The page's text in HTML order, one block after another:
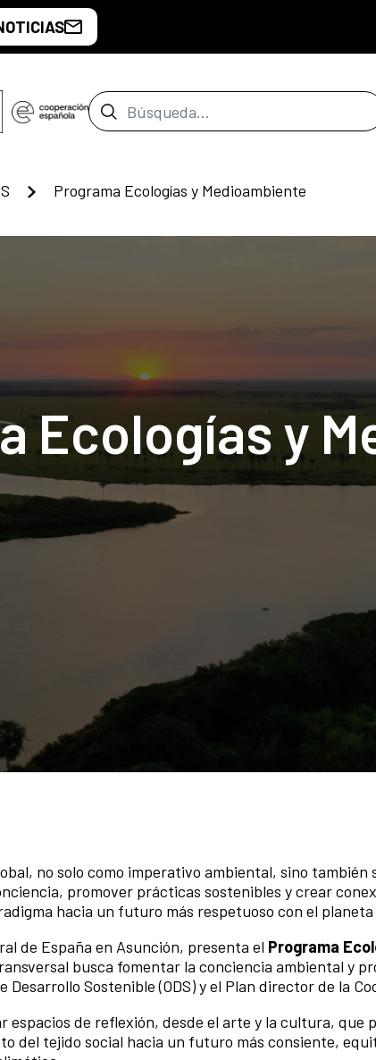
Barra de búsqueda
Programa Ecologías y Medioambiente
Ecologías y
no solo como imperativo ambiental, sino
promover prácticas sostenibles y crear
hacia un futuro más respetuoso con el
de España en Asunción, presenta el Programa
busca fomentar la conciencia ambiental y
Sostenible (ODS) y el Plan director de la
espacios de reflexión, desde el arte y la cultura,
del tejido social hacia un futuro más consiente,